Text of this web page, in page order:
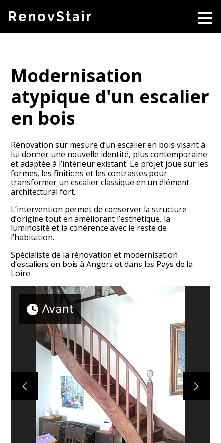
Passer
au
principal
RenovStair
ACCUEIL
À PROPOS
PROJETS
NOUS CONTACTER
Modernisation
atypique d'un escalier
en bois
Rénovation sur mesure d’un escalier en bois visant à
lui donner une nouvelle identité, plus contemporaine
et adaptée à l’intérieur existant. Le projet joue sur les
formes, les finitions et les contrastes pour
transformer un escalier classique en un élément
architectural fort.
L’intervention permet de conserver la structure
d’origine tout en améliorant l’esthétique, la
luminosité et la cohérence avec le reste de
l’habitation.
Spécialiste de la rénovation et modernisation
d’escaliers en bois à Angers et dans les Pays de la
Loire.
Avant